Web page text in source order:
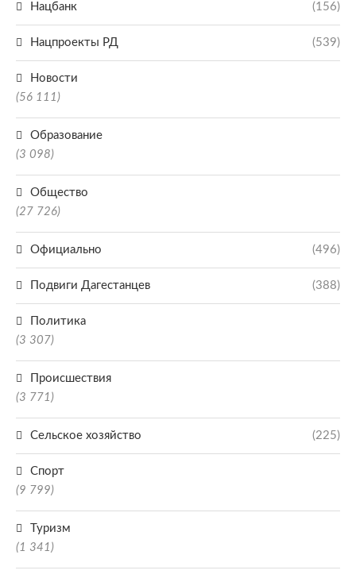
Нацбанк (156)
Нацпроекты РД (539)
Новости
(56 111)
Образование
(3 098)
Общество
(27 726)
Официально (496)
Подвиги Дагестанцев (388)
Политика
(3 307)
Происшествия
(3 771)
Сельское хозяйство (225)
Спорт
(9 799)
Туризм
(1 341)